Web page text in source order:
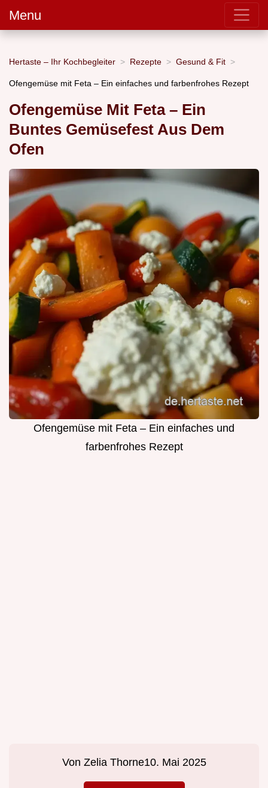
Menu
Hertaste – Ihr Kochbegleiter Rezepte Gesund & Fit
Ofengemüse mit Feta – Ein einfaches und farbenfrohes Rezept
Ofengemüse Mit Feta – Ein
Buntes Gemüsefest Aus Dem
Ofen
Ofengemüse mit Feta – Ein einfaches und
farbenfrohes Rezept
Von Zelia Thorne10. Mai 2025